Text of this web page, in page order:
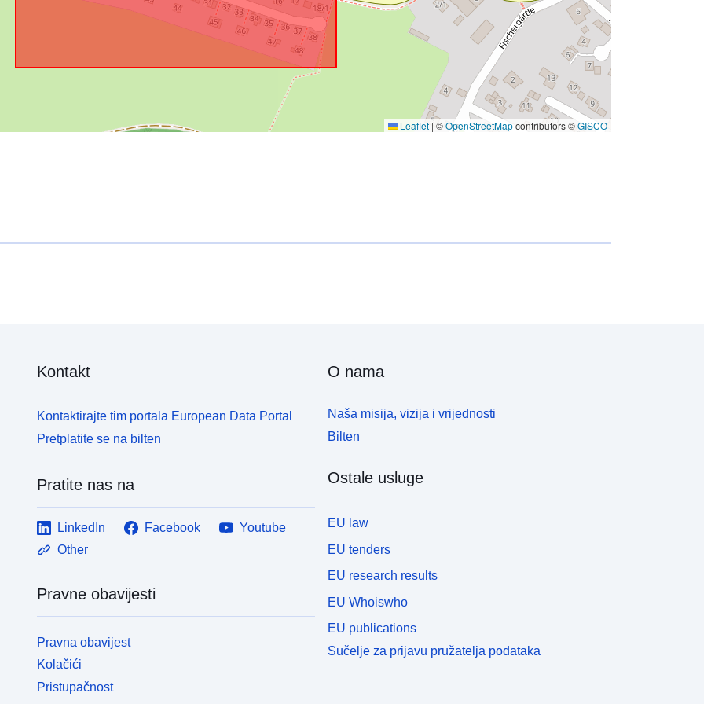
Leaflet | ©OpenStreetMapcontributors ©GISCO
Kontakt
Kontaktirajte tim portala European Data Portal
Pretplatite se na bilten
Pratite nas na
LinkedIn Facebook
Youtube
Other
Pravne obavijesti
Pravna obavijest
Kolačići
Pristupačnost
O nama
Naša misija, vizija i vrijednosti
Bilten
Ostale usluge
EU law
EU tenders
EU research results
EU Whoiswho
EU publications
Sučelje za prijavu pružatelja podataka